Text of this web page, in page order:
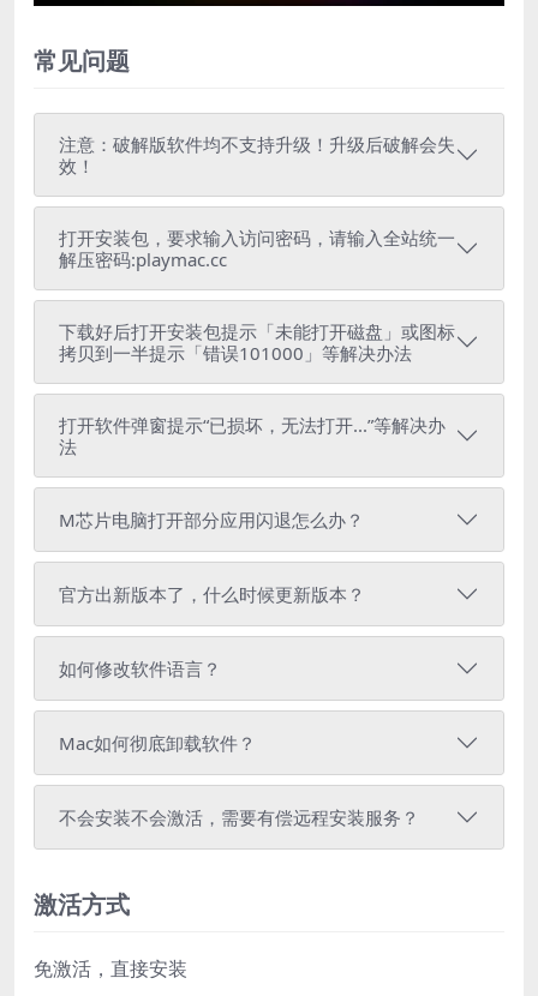
常见问题
注意：破解版软件均不支持升级！升级后破解会失
效！
打开安装包，要求输入访问密码，请输入全站统一
解压密码:playmac.cc
下载好后打开安装包提示「未能打开磁盘」或图标
拷贝到一半提示「错误101000」等解决办法
打开软件弹窗提示“已损坏，无法打开...”等解决办
法
M芯片电脑打开部分应用闪退怎么办？
官方出新版本了，什么时候更新版本？
如何修改软件语言？
Mac如何彻底卸载软件？
不会安装不会激活，需要有偿远程安装服务？
激活方式
免激活，直接安装